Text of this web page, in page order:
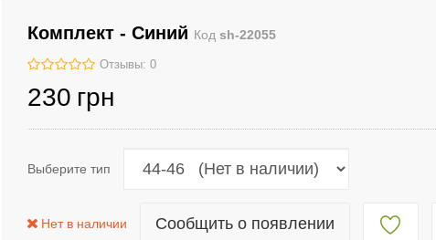
Комплект - Синий Код sh-22055
Отзывы: 0
230 грн
Выберите тип
Нет в наличии Сообщить о появлении